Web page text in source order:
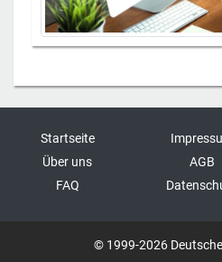
Startseite
Über uns
FAQ
AGB
© 1999-2026